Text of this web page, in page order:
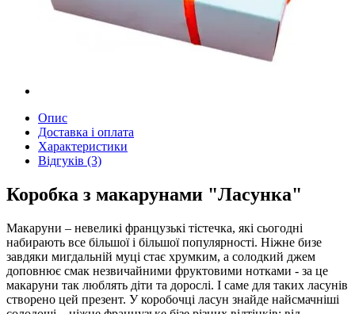
Опис
Доставка і оплата
Характеристики
Відгуків (3)
Коробка з макарунами "Ласунка"
Макаруни – невеликі французькі тістечка, які сьогодні
набирають все більшої і більшої популярності. Ніжне бизе
завдяки мигдальній муці стає хрумким, а солодкий джем
доповнює смак незвичайними фруктовими нотками - за це
макаруни так люблять діти та дорослі. І саме для таких ласунів
створено цей презент. У коробочці ласун знайде найсмачніші